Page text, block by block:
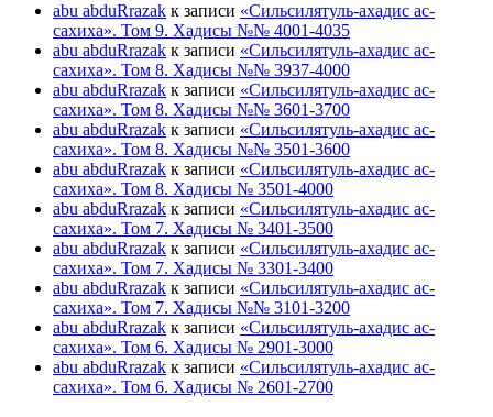
abu abduRrazak к записи «Сильсилятуль-ахадис ас-
сахиха». Том 9. Хадисы №№ 4001-4035
abu abduRrazak к записи «Сильсилятуль-ахадис ас-
сахиха». Том 8. Хадисы №№ 3937-4000
abu abduRrazak к записи «Сильсилятуль-ахадис ас-
сахиха». Том 8. Хадисы №№ 3601-3700
abu abduRrazak к записи «Сильсилятуль-ахадис ас-
сахиха». Том 8. Хадисы №№ 3501-3600
abu abduRrazak к записи «Сильсилятуль-ахадис ас-
сахиха». Том 8. Хадисы № 3501-4000
abu abduRrazak к записи «Сильсилятуль-ахадис ас-
сахиха». Том 7. Хадисы № 3401-3500
abu abduRrazak к записи «Сильсилятуль-ахадис ас-
сахиха». Том 7. Хадисы № 3301-3400
abu abduRrazak к записи «Сильсилятуль-ахадис ас-
сахиха». Том 7. Хадисы №№ 3101-3200
abu abduRrazak к записи «Сильсилятуль-ахадис ас-
сахиха». Том 6. Хадисы № 2901-3000
abu abduRrazak к записи «Сильсилятуль-ахадис ас-
сахиха». Том 6. Хадисы № 2601-2700